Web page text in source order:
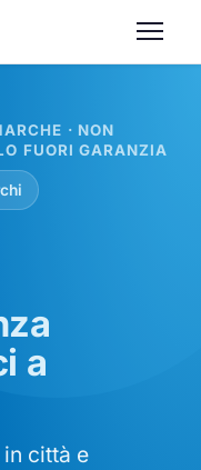
· NON
FUORI GARANZIA
a
città e